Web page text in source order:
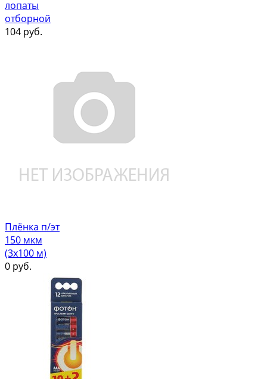
лопаты
отборной
104 руб.
Плёнка п/эт
150 мкм
(3х100 м)
0 руб.